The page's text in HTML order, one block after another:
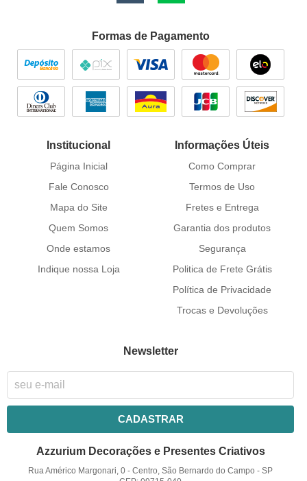
Formas de Pagamento
Institucional
Página Inicial
Fale Conosco
Mapa do Site
Quem Somos
Onde estamos
Indique nossa Loja
Informações Úteis
Como Comprar
Termos de Uso
Fretes e Entrega
Garantia dos produtos
Segurança
Politica de Frete Grátis
Política de Privacidade
Trocas e Devoluções
Newsletter
CADASTRAR
Azzurium Decorações e Presentes Criativos
Rua Américo Margonari, 0 -Centro, São Bernardo do Campo -SP